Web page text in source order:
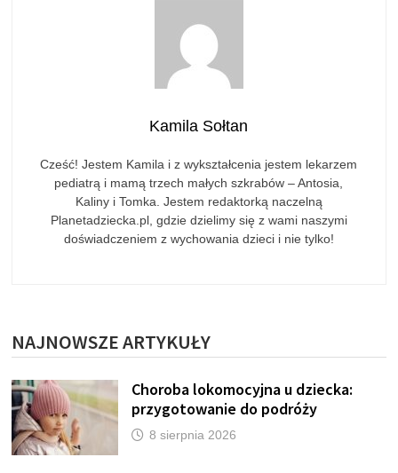
Kamila Sołtan
Cześć! Jestem Kamila i z wykształcenia jestem lekarzem
pediatrą i mamą trzech małych szkrabów – Antosia,
Kaliny i Tomka. Jestem redaktorką naczelną
Planetadziecka.pl, gdzie dzielimy się z wami naszymi
doświadczeniem z wychowania dzieci i nie tylko!
NAJNOWSZE ARTYKUŁY
Choroba lokomocyjna u dziecka:
przygotowanie do podróży
8 sierpnia 2026